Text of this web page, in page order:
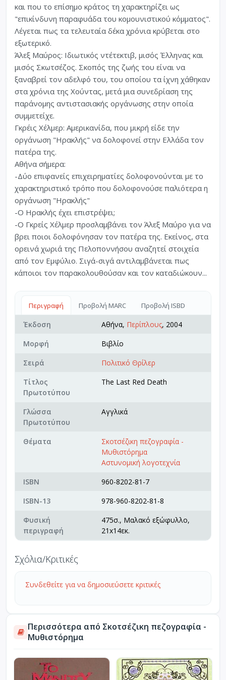
και που το επίσημο κράτος τη χαρακτηρίζει ως
"επικίνδυνη παραφυάδα του κομουνιστικού κόμματος".
Λέγεται πως τα τελευταία δέκα χρόνια κρύβεται στο
εξωτερικό.
Άλεξ Μαύρος: Ιδιωτικός ντέτεκτιβ, μισός Έλληνας και
μισός Σκωτσέζος. Σκοπός της ζωής του είναι να
ξαναβρεί τον αδελφό του, του οποίου τα ίχνη χάθηκαν
στα χρόνια της Χούντας, μετά μια συνεδρίαση της
παράνομης αντιστασιακής οργάνωσης στην οποία
συμμετείχε.
Γκρέις Χέλμερ: Αμερικανίδα, που μικρή είδε την
οργάνωση "Ηρακλής" να δολοφονεί στην Ελλάδα τον
πατέρα της.
Αθήνα σήμερα:
-Δύο επιφανείς επιχειρηματίες δολοφονούνται με το
χαρακτηριστικό τρόπο που δολοφονούσε παλιότερα η
οργάνωση "Ηρακλής"
-Ο Ηρακλής έχει επιστρέψει;
-Ο Γκρείς Χέλμερ προσλαμβάνει τον Άλεξ Μαύρο για να
βρει ποιοι δολοφόνησαν τον πατέρα της. Εκείνος, στα
ορεινά χωριά της Πελοποννήσου αναζητεί στοιχεία
από τον Εμφύλιο. Σιγά-σιγά αντιλαμβάνεται πως
κάποιοι τον παρακολουθούσαν και τον καταδιώκουν...
Περιγραφή Προβολή MARC Προβολή ISBD
Έκδοση Αθήνα, Περίπλους, 2004
Μορφή
Βιβλίο
Σειρά
Πολιτικό Θρίλερ
Τίτλος
Πρωτοτύπου
The Last Red Death
Γλώσσα
Πρωτοτύπου
Αγγλικά
Θέματα
Σκοτσέζικη πεζογραφία -
Μυθιστόρημα
Αστυνομική λογοτεχνία
ISBN
960-8202-81-7
ISBN-13
978-960-8202-81-8
Φυσική
περιγραφή
475σ., Μαλακό εξώφυλλο,
21x14εκ.
Σχόλια/Κριτικές
Συνδεθείτε για να δημοσιεύσετε κριτικές
Περισσότερα από Σκοτσέζικη πεζογραφία -
Μυθιστόρημα